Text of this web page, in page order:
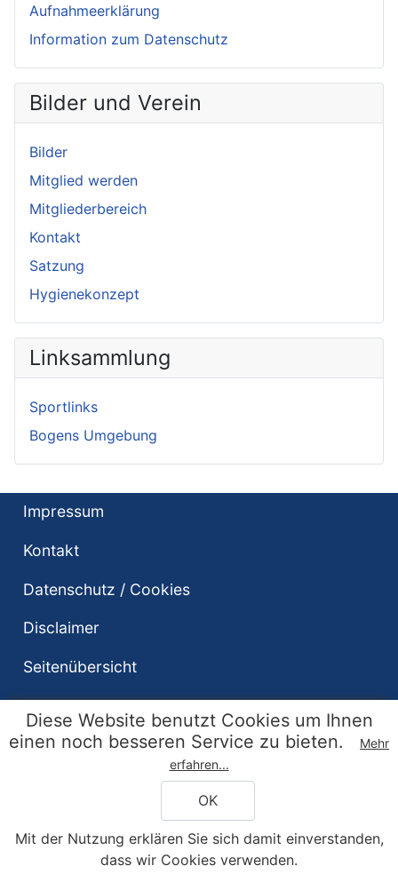
Aufnahmeerklärung
Information zum Datenschutz
Bilder und Verein
Bilder
Mitglied werden
Mitgliederbereich
Kontakt
Satzung
Hygienekonzept
Linksammlung
Sportlinks
Bogens Umgebung
Diese Website benutzt Cookies um Ihnen
einen noch besseren Service zu bieten.
Mehr
erfahren...
OK
Mit der Nutzung erklären Sie sich damit einverstanden,
dass wir Cookies verwenden.
Impressum
Kontakt
Datenschutz / Cookies
Disclaimer
Seitenübersicht
Leichtathletik e.V.. Alle Rechte vorbehalten.